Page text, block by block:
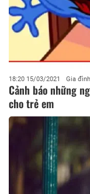
18:20 15/03/2021 Gia đình
Cảnh báo những
cho trẻ em